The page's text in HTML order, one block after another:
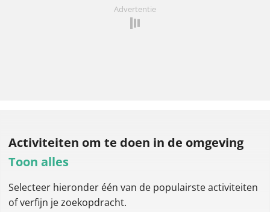
Advertentie
Activiteiten om te doen in de omgeving
Toon alles
Selecteer hieronder één van de populairste activiteiten
of verfijn je zoekopdracht.